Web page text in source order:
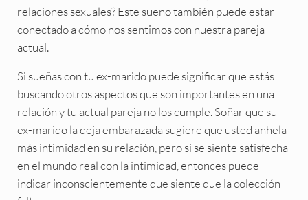
relaciones sexuales? Este sueño también puede estar
conectado a cómo nos sentimos con nuestra pareja
actual.
Si sueñas con tu ex-marido puede significar que estás
buscando otros aspectos que son importantes en una
relación y tu actual pareja no los cumple. Soñar que su
ex-marido la deja embarazada sugiere que usted anhela
más intimidad en su relación, pero si se siente satisfecha
en el mundo real con la intimidad, entonces puede
indicar inconscientemente que siente que la colección